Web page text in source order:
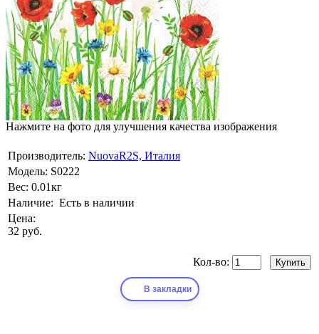
Нажмите на фото для улучшения качества изображения
Производитель: NuovaR2S, Италия
Модель: S0222
Вес: 0.01кг
Наличие: Есть в наличии
Цена:
32 руб.
Кол-во:
В закладки